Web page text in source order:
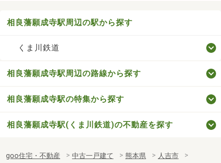
相良藩願成寺駅周辺の駅から探す
くま川鉄道
相良藩願成寺駅周辺の路線から探す
相良藩願成寺駅の特集から探す
相良藩願成寺駅(くま川鉄道)の不動産を探す
goo住宅・不動産 中古一戸建て 熊本県
人吉市